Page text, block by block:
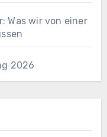
Was wir von einer
2026